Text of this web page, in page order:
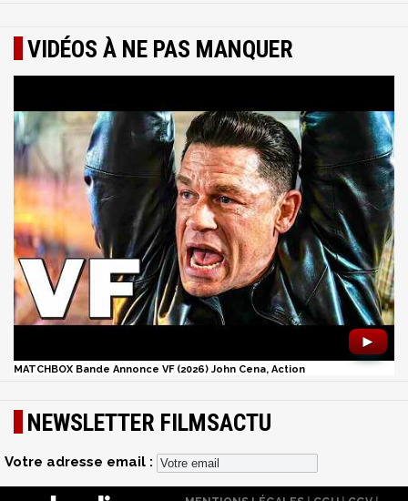
VIDÉOS À NE PAS MANQUER
►
MATCHBOX Bande Annonce VF (2026) John Cena, Action
NEWSLETTER FILMSACTU
Votre adresse email :